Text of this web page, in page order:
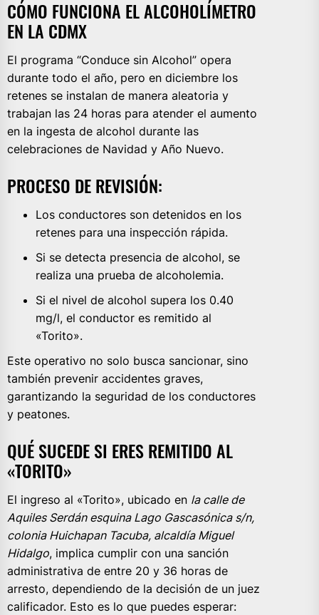
CÓMO FUNCIONA EL ALCOHOLÍMETRO
EN LA CDMX
El programa “Conduce sin Alcohol” opera
durante todo el año, pero en diciembre los
retenes se instalan de manera aleatoria y
trabajan las 24 horas para atender el aumento
en la ingesta de alcohol durante las
celebraciones de Navidad y Año Nuevo.
PROCESO DE REVISIÓN:
Los conductores son detenidos en los
retenes para una inspección rápida.
Si se detecta presencia de alcohol, se
realiza una prueba de alcoholemia.
Si el nivel de alcohol supera los 0.40
mg/l, el conductor es remitido al
«Torito».
Este operativo no solo busca sancionar, sino
también prevenir accidentes graves,
garantizando la seguridad de los conductores
y peatones.
QUÉ SUCEDE SI ERES REMITIDO AL
«TORITO»
El ingreso al «Torito», ubicado en la calle de
Aquiles Serdán esquina Lago Gascasónica s/n,
colonia Huichapan Tacuba, alcaldía Miguel
Hidalgo, implica cumplir con una sanción
administrativa de entre 20 y 36 horas de
arresto, dependiendo de la decisión de un juez
calificador. Esto es lo que puedes esperar: